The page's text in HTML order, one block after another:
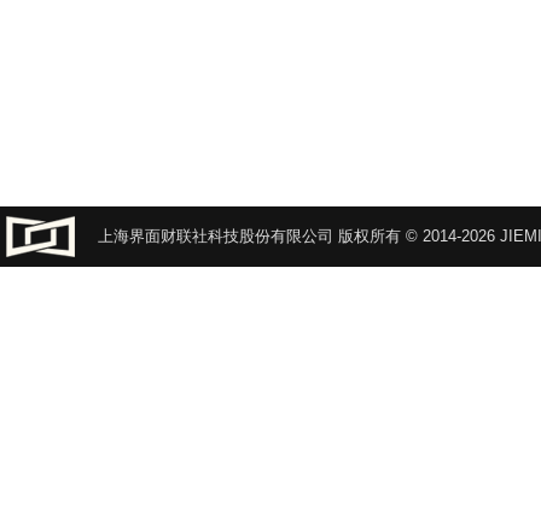
上海界面财联社科技股份有限公司 版权所有 © 2014-2026